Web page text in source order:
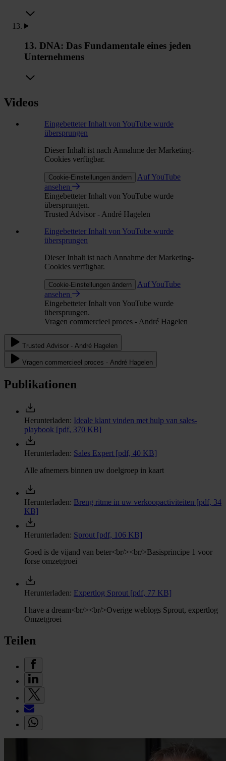
13. DNA: Das Fundamentale eines jeden
Unternehmens
Videos
Eingebetteter Inhalt von YouTube wurde
übersprungen
Dieser Inhalt ist nach Annahme der Marketing-
Cookies verfügbar.
Cookie-Einstellungen ändern
Auf YouTube
ansehen
Eingebetteter Inhalt von YouTube wurde
übersprungen.
Trusted Advisor - André Hagelen
Eingebetteter Inhalt von YouTube wurde
übersprungen
Dieser Inhalt ist nach Annahme der Marketing-
Cookies verfügbar.
Cookie-Einstellungen ändern
Auf YouTube
ansehen
Eingebetteter Inhalt von YouTube wurde
übersprungen.
Vragen commercieel proces - André Hagelen
Trusted Advisor - André Hagelen
Vragen commercieel proces - André Hagelen
Publikationen
Herunterladen: Ideale klant vinden met hulp van sales-
playbook [pdf, 370 KB]
Herunterladen: Sales Expert [pdf, 40 KB]
Alle afnemers binnen uw doelgroep in kaart
Herunterladen: Breng ritme in uw verkoopactiviteiten [pdf, 34
KB]
Herunterladen: Sprout [pdf, 106 KB]
Goed is de vijand van beter<br/><br/>Basisprincipe 1 voor
forse omzetgroei
Herunterladen: Expertlog Sprout [pdf, 77 KB]
I have a dream<br/><br/>Overige weblogs Sprout, expertlog
Omzetgroei
Teilen